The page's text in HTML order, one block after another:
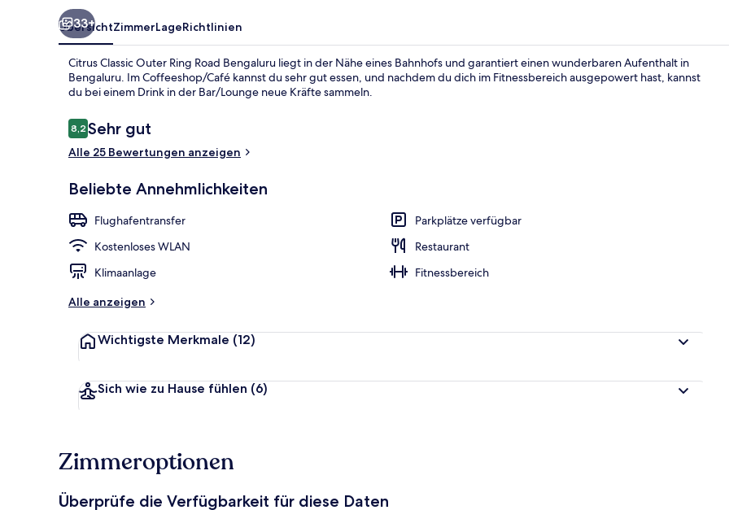
33+
ÜbersichtZimmerLageRichtlinien
Citrus Classic Outer Ring Road Bengaluru liegt in der Nähe eines Bahnhofs und garantiert einen wunderbaren Aufenthalt in
Bengaluru. Im Coffeeshop/Café kannst du sehr gut essen, und nachdem du dich im Fitnessbereich ausgepowert hast, kannst
du bei einem Drink in der Bar/Lounge neue Kräfte sammeln.
Bewertungen
8,28,2 von 10.
Sehr gut
Alle 25 Bewertungen anzeigen
Beliebte Annehmlichkeiten
Flughafentransfer
Parkplätze verfügbar
Kostenloses WLAN
Restaurant
Klimaanlage
Fitnessbereich
Alle anzeigen
Wichtigste Merkmale (12)
Sich wie zu Hause fühlen (6)
Zimmeroptionen
Überprüfe die Verfügbarkeit für diese Daten